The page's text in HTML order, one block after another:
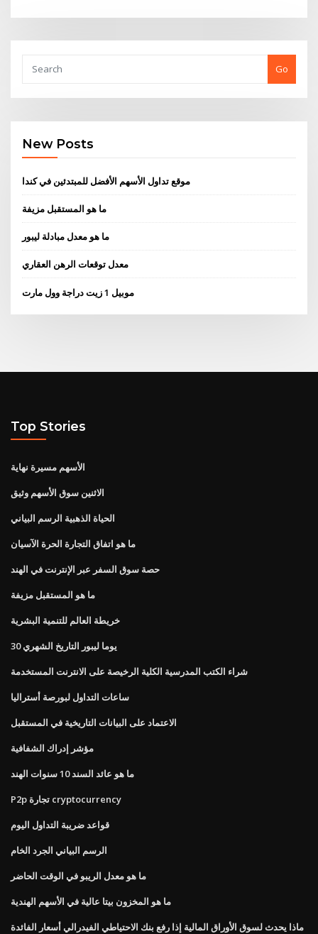
Go
New Posts
موقع تداول الأسهم الأفضل للمبتدئين في كندا
ما هو المستقبل مزيفة
ما هو معدل مبادلة ليبور
معدل توقعات الرهن العقاري
موبيل 1 زيت دراجة وول مارت
Top Stories
الأسهم مسيرة نهاية
الاثنين سوق الأسهم وثيق
الحياة الذهبية الرسم البياني
ما هو اتفاق التجارة الحرة الآسيان
حصة سوق السفر عبر الإنترنت في الهند
ما هو المستقبل مزيفة
خريطة العالم للتنمية البشرية
30 يوما ليبور التاريخ الشهري
شراء الكتب المدرسية الكلية الرخيصة على الانترنت المستخدمة
ساعات التداول لبورصة أستراليا
الاعتماد على البيانات التاريخية في المستقبل
مؤشر إدراك الشفافية
ما هو عائد السند 10 سنوات الهند
P2p تجارة cryptocurrency
قواعد ضريبة التداول اليوم
الرسم البياني الجرد الخام
ما هو معدل الريبو في الوقت الحاضر
ما هو المخزون بيتا عالية في الأسهم الهندية
ماذا يحدث لسوق الأوراق المالية إذا رفع بنك الاحتياطي الفيدرالي أسعار الفائدة